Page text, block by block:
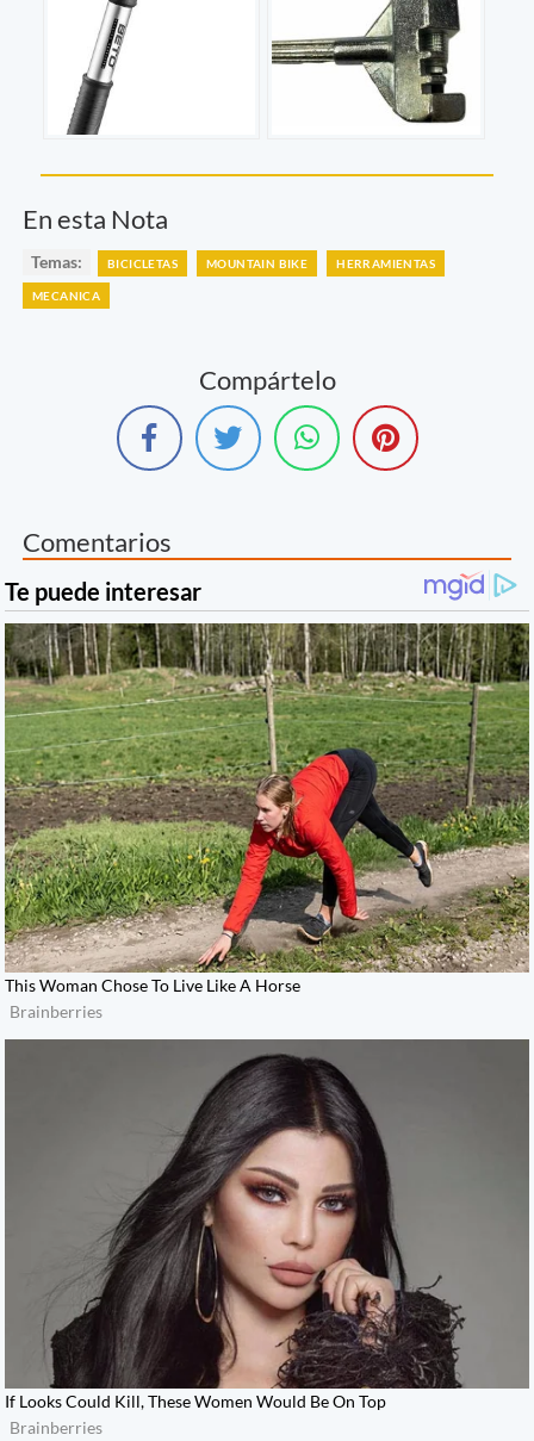
En esta Nota
Temas: BICICLETAS MOUNTAIN BIKE HERRAMIENTAS
MECANICA
Compártelo
Comentarios